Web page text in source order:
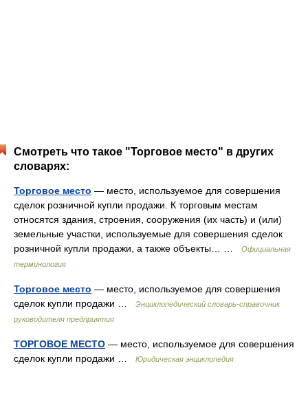
Смотреть что такое "Торговое место" в других
словарях:
Торговое место — место, используемое для совершения
сделок розничной купли продажи. К торговым местам
относятся здания, строения, сооружения (их часть) и (или)
земельные участки, используемые для совершения сделок
розничной купли продажи, а также объекты… …
Официальная
терминология
Торговое место — место, используемое для совершения
сделок купли продажи …
Энциклопедический словарь-справочник
руководителя предприятия
ТОРГОВОЕ МЕСТО — место, используемое для совершения
сделок купли продажи …
Юридическая энциклопедия